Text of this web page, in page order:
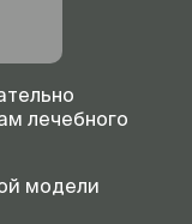
лечебного
модели